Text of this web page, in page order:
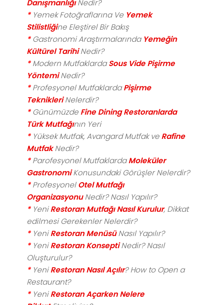
DanışmanlığıNedir?
* Yemek Fotoğraflarına Ve Yemek
Stilistliğine Eleştirel Bir Bakış
* Gastronomi Araştırmalarında Yemeğin
Kültürel TarihiNedir?
*Modern MutfaklardaSous Vide Pişirme
YöntemiNedir?
*Profesyonel MutfaklardaPişirme
TeknikleriNelerdir?
* Günümüzde Fine Dining Restoranlarda
Türk Mutfağının Yeri
* Yüksek Mutfak, Avangard Mutfak ve Rafine
MutfakNedir?
*Parofesyonel MutfaklardaMoleküler
GastronomiKonusundaki Görüşler Nelerdir?
*ProfesyonelOtel Mutfağı
OrganizasyonuNedir? Nasıl Yapılır?
* YeniRestoran Mutfağı Nasıl Kurulur, Dikkat
edilmesi Gerekenler Nelerdir?
* YeniRestoran MenüsüNasıl Yapılır?
* YeniRestoran KonseptiNedir? Nasıl
Oluşturulur?
* YeniRestoran Nasıl Açılır? How to Open a
Restaurant?
* YeniRestoran Açarken Nelere